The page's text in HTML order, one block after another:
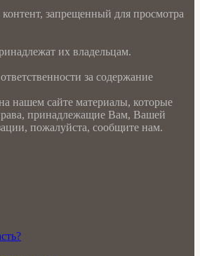
запрещенный для просмотра
их владельцам.
за содержание
нашем сайте материалы, которые
принадлежащие Вам, Вашей
пожалуйста, сообщите нам.